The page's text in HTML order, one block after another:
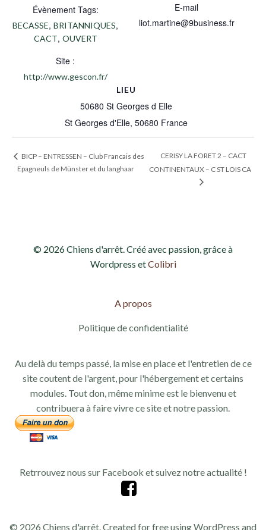
Évènement Tags:
BECASSE, BRITANNIQUES,
CACT, OUVERT
Site :
http://www.gescon.fr/
LIEU
50680 St Georges d Elle
St Georges d'Elle, 50680 France
E-mail
liot.martine@9business.fr
BICP – ENTRESSEN – Club Francais des
Epagneuls de Münster et du langhaar
CERISY LA FORET 2 – CACT
CONTINENTAUX – C ST LOIS CA
© 2026 Chiens d'arrêt. Créé avec passion, grâce à
Wordpress etColibri
A propos
Politique de confidentialité
Au delà du temps passé, la mise en place et l'entretien de ce
site coutent de l'argent, pour l'hébergement et certains
modules. Tout don, même minime est le bienvenu et
contribuera à faire vivre ce site et notre passion.
Retrrouvez nous sur Facebook et suivez notre actualité !
© 2026 Chiens d'arrêt. Created for free using WordPress and